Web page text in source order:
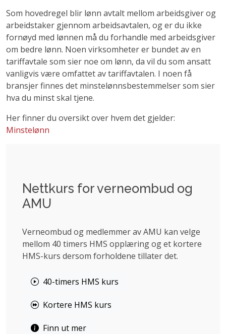
Som hovedregel blir lønn avtalt mellom arbeidsgiver og
arbeidstaker gjennom arbeidsavtalen, og er du ikke
fornøyd med lønnen må du forhandle med arbeidsgiver
om bedre lønn. Noen virksomheter er bundet av en
tariffavtale som sier noe om lønn, da vil du som ansatt
vanligvis være omfattet av tariffavtalen. I noen få
bransjer finnes det minstelønnsbestemmelser som sier
hva du minst skal tjene.
Her finner du oversikt over hvem det gjelder:
Minstelønn
Nettkurs for verneombud og
AMU
Verneombud og medlemmer av AMU kan velge
mellom 40 timers HMS opplæring og et kortere
HMS-kurs dersom forholdene tillater det.
40-timers HMS kurs
Kortere HMS kurs
Finn ut mer